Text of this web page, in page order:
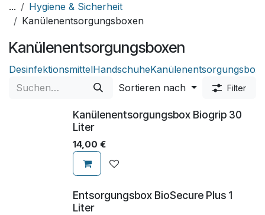
...
Hygiene & Sicherheit
Kanülenentsorgungsboxen
Kanülenentsorgungsboxen
DesinfektionsmittelHandschuhe
Sortieren nach
Filter
Kanülenentsorgungsbox Biogrip 30
Liter
14,00 €
Entsorgungsbox BioSecure Plus 1
Liter